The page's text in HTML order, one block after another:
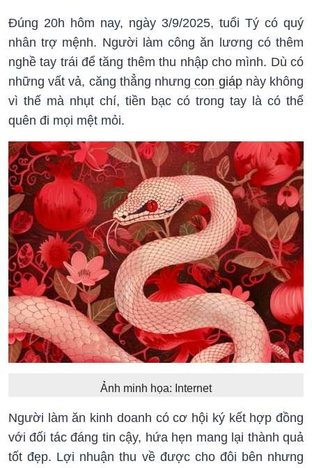
Đúng 20h hôm nay, ngày 3/9/2025, tuổi Tý có quý
nhân trợ mệnh. Người làm công ăn lương có thêm
nghề tay trái để tăng thêm thu nhập cho mình. Dù có
những vất vả, căng thẳng nhưng con giápnày không
vì thế mà nhụt chí, tiền bạc có trong tay là có thể
quên đi mọi mệt mỏi.
Ảnh minh họa: Internet
Người làm ăn kinh doanh có cơ hội ký kết hợp đồng
với đối tác đáng tin cậy, hứa hẹn mang lại thành quả
tốt đẹp. Lợi nhuận thu về được cho đôi bên nhưng